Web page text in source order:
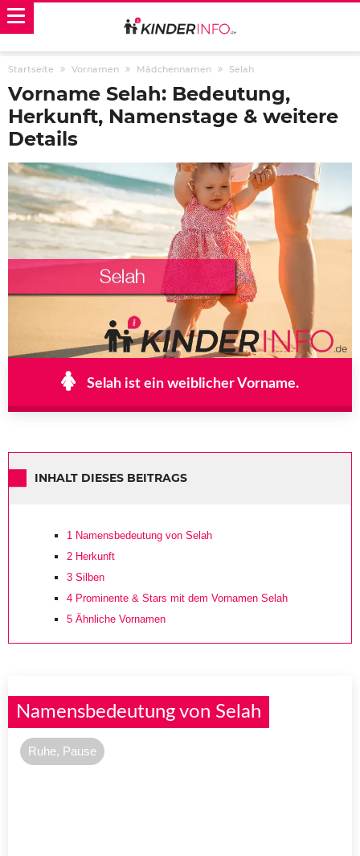
Startseite Vornamen Mädchennamen Selah
Vorname Selah: Bedeutung,
Herkunft, Namenstage & weitere
Details
Selah ist ein weiblicher Vorname.
INHALT DIESES BEITRAGS
1 Namensbedeutung von Selah
2 Herkunft
3 Silben
4 Prominente & Stars mit dem Vornamen Selah
5 Ähnliche Vornamen
Namensbedeutung von Selah
Ruhe, Pause